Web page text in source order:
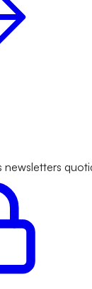
newsletters